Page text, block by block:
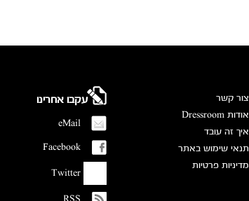
צור קשר
אודות Dressroom
איך זה עובד
תנאי שימוש באתר
מדיניות פרטיות
עקבו אחרינו
eMail
Facebook
Twitter